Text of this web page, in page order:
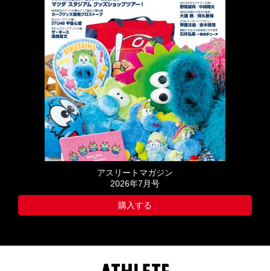
アスリートマガジン
2026年7月号
購入する